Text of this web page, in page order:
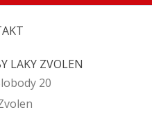
LAKY ZVOLEN
20